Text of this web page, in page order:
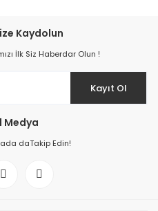
Kaydolun
İlk Siz Haberdar Olun !
Kayıt Ol
Medya
daTakip Edin!